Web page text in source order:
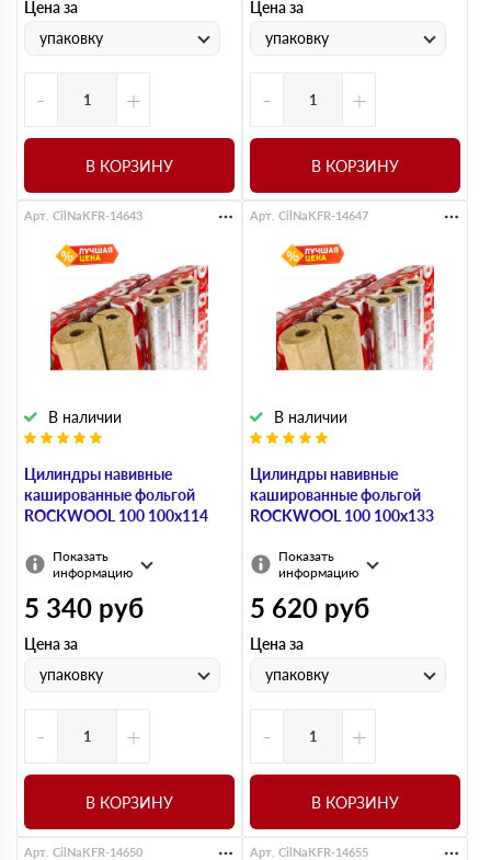
Цена за
упаковку
- +
В КОРЗИНУ
Цена за
упаковку
- +
В КОРЗИНУ
Цилиндры навивные
кашированные фольгой
ROCKWOOL 100 100х114
В наличии
Арт. CilNaKFR-14643
Показать
информацию
5 340 руб
Цена за
упаковку
- +
В КОРЗИНУ
Цилиндры навивные
кашированные фольгой
ROCKWOOL 100 100х133
В наличии
Арт. CilNaKFR-14647
Показать
информацию
5 620 руб
Цена за
упаковку
- +
В КОРЗИНУ
Арт. CilNaKFR-14650 Арт. CilNaKFR-14655